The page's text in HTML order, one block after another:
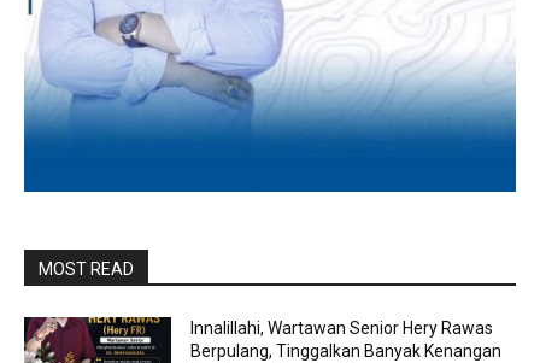
MOST READ
Innalillahi, Wartawan Senior Hery Rawas
Berpulang, Tinggalkan Banyak Kenangan